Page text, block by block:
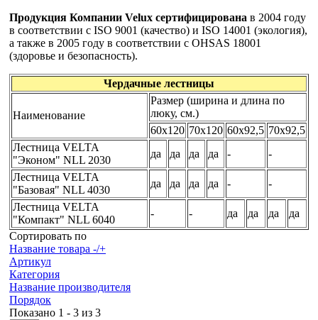
Продукция Компании Velux сертифицирована в 2004 году
в соответствии с ISO 9001 (качество) и ISO 14001 (экология),
а также в 2005 году в соответствии с OHSAS 18001
(здоровье и безопасность).
Чердачные лестницы
Наименование
Размер (ширина и длина по
люку, см.)
60х120 70х120 60х92,5 70х92,5
Лестница VELTA
"Эконом" NLL 2030
да да да да -
-
Лестница VELTA
"Базовая" NLL 4030
да да да да -
-
Лестница VELTA
"Компакт" NLL 6040
- - да да да
да
Сортировать по
Название товара -/+
Артикул
Категория
Название производителя
Порядок
Показано 1 - 3 из 3